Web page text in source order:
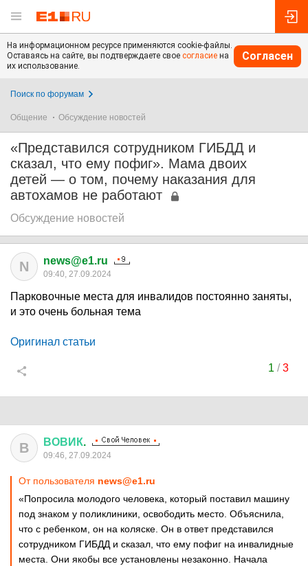
На информационном ресурсе применяются cookie-файлы.
Оставаясь на сайте, вы подтверждаете свое согласие на
их использование.
Согласен
Поиск по форумам
Общение Обсуждение новостей
«Представился сотрудником ГИБДД и
сказал, что ему пофиг». Мама двоих
детей — о том, почему наказания для
автохамов не работают
Обсуждение новостей
N news@e1.ru
09:40, 27.09.2024
Парковочные места для инвалидов постоянно заняты,
и это очень больная тема
Оригинал статьи
1 /3
В ВОВИК.
09:46, 27.09.2024
От пользователя news@e1.ru
«Попросила молодого человека, который поставил машину
под знаком у поликлиники, освободить место. Объяснила,
что с ребенком, он на коляске. Он в ответ представился
сотрудником ГИБДД и сказал, что ему пофиг на инвалидные
места. Они якобы все установлены незаконно. Начала